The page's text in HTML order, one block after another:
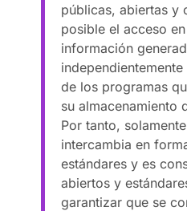
públicas, abiertas y
posible el acceso
información
de los programas
su almacenamiento
Por tanto,
intercambia en
estándares y es
abiertos y
garantizar que se